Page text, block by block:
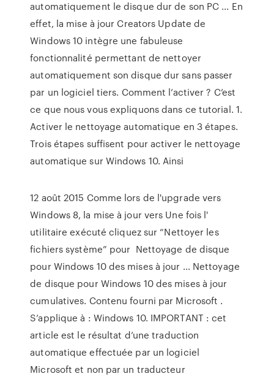
automatiquement le disque dur de son PC ... En
effet, la mise à jour Creators Update de
Windows 10 intègre une fabuleuse
fonctionnalité permettant de nettoyer
automatiquement son disque dur sans passer
par un logiciel tiers. Comment l’activer ? C’est
ce que nous vous expliquons dans ce tutorial. 1.
Activer le nettoyage automatique en 3 étapes.
Trois étapes suffisent pour activer le nettoyage
automatique sur Windows 10. Ainsi
12 août 2015 Comme lors de l'upgrade vers
Windows 8, la mise à jour vers Une fois l'
utilitaire exécuté cliquez sur “Nettoyer les
fichiers système” pour Nettoyage de disque
pour Windows 10 des mises à jour ... Nettoyage
de disque pour Windows 10 des mises à jour
cumulatives. Contenu fourni par Microsoft .
S’applique à : Windows 10. IMPORTANT : cet
article est le résultat d’une traduction
automatique effectuée par un logiciel
Microsoft et non par un traducteur